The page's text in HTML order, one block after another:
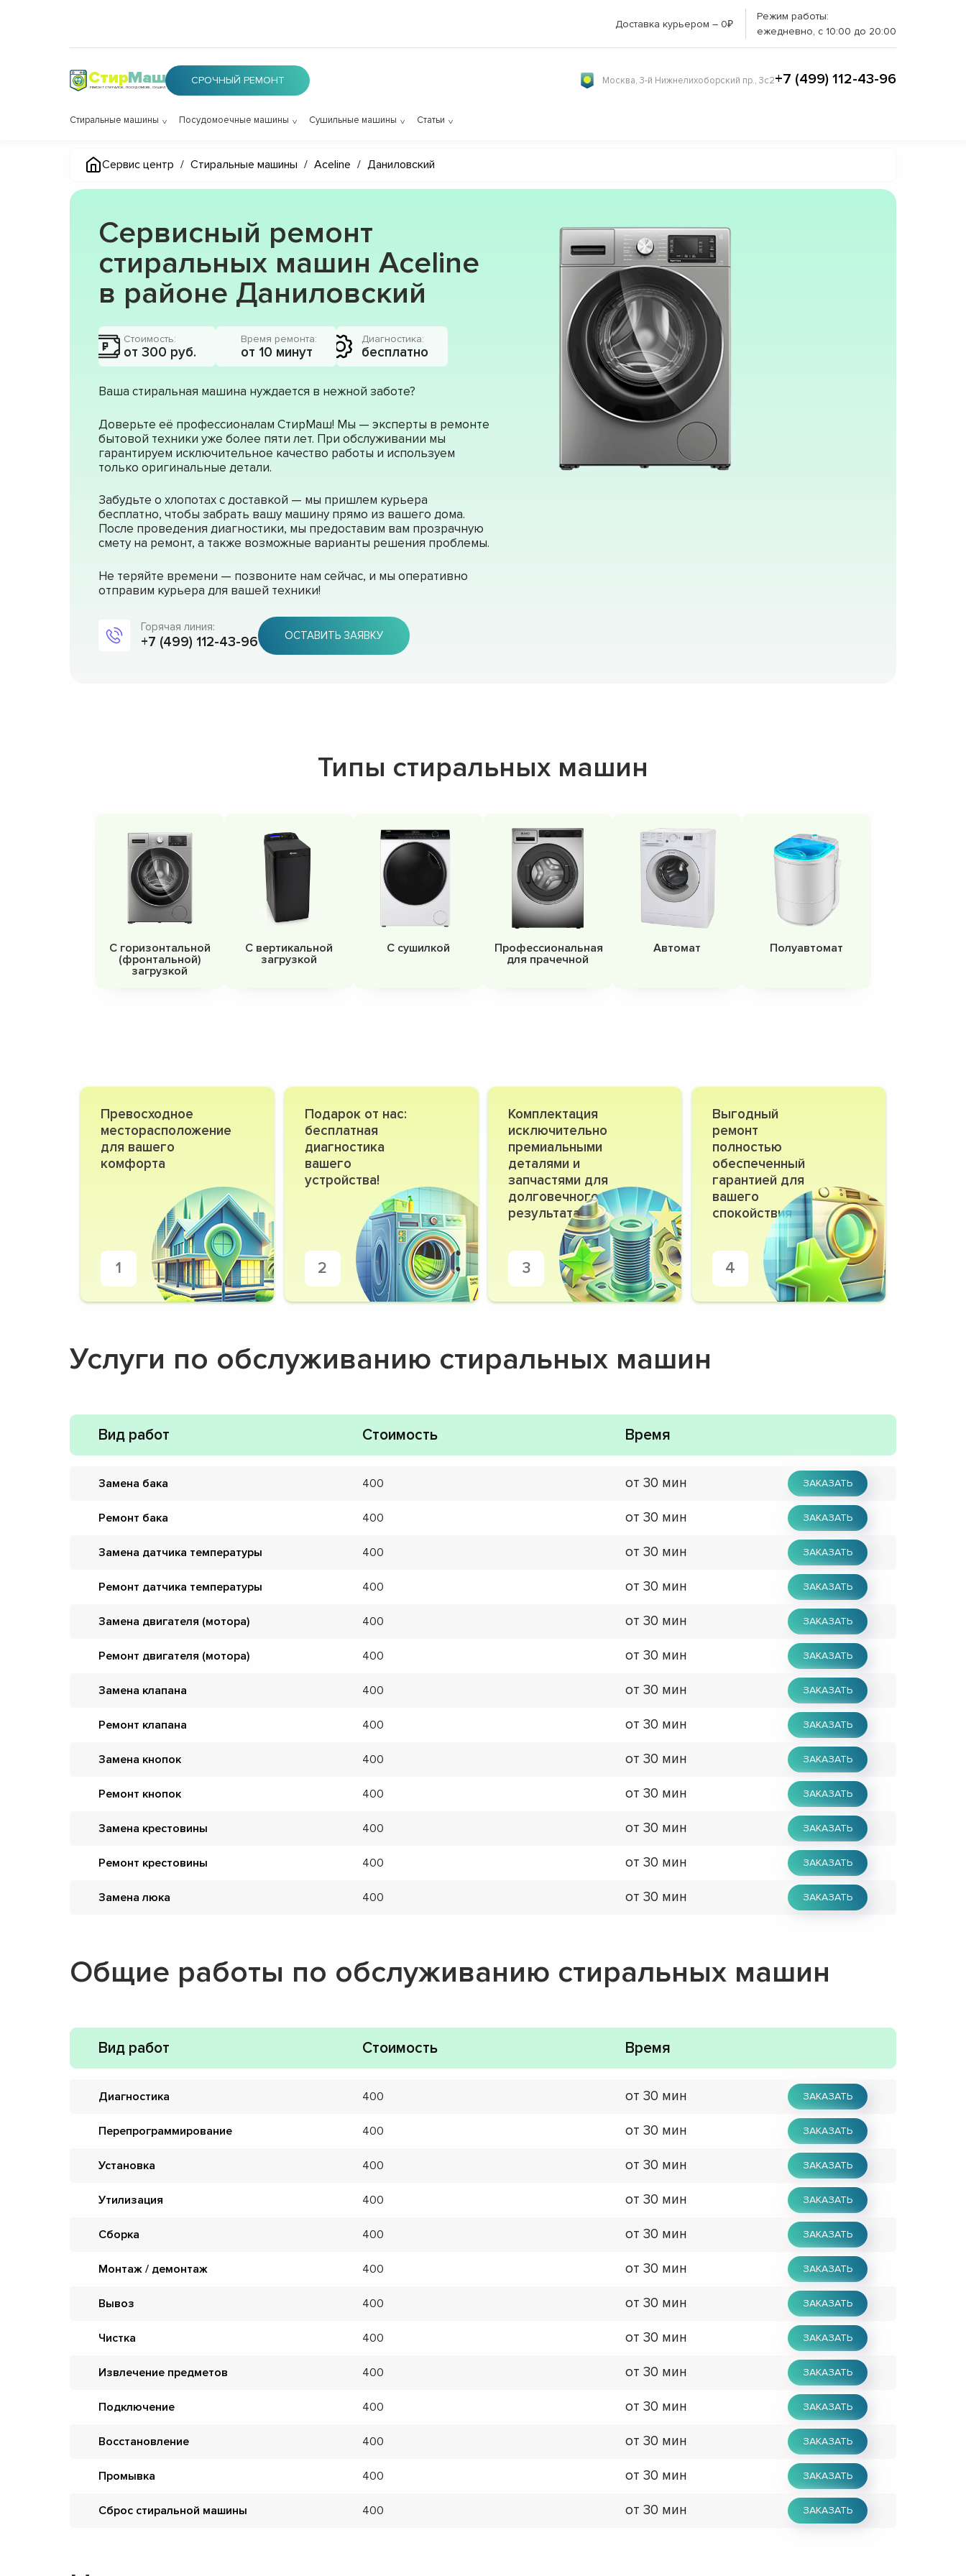
Доставка курьером – 0₽
Режим работы:
ежедневно, с 10:00 до 20:00
СтирМаш
РЕМОНТ СТИРАЛОК, ПОСУДОМОЕК, СУШИЛОК
СРОЧНЫЙ РЕМОНТ Москва, 3-й Нижнелихоборский пр., 3с2+7 (499) 112-43-96
Стиральные машины Посудомоечные машины Сушильные машины Статьи
Сервис центр / Стиральные машины / Aceline / Даниловский
Сервисный ремонт
стиральных машин Aceline
в районе Даниловский
Стоимость:
от 300 руб.
Время ремонта:
от 10 минут
Диагностика:
бесплатно
Ваша стиральная машина нуждается в нежной заботе?
Доверьте её профессионалам СтирМаш! Мы — эксперты в ремонте
бытовой техники уже более пяти лет. При обслуживании мы
гарантируем исключительное качество работы и используем
только оригинальные детали.
Забудьте о хлопотах с доставкой — мы пришлем курьера
бесплатно, чтобы забрать вашу машину прямо из вашего дома.
После проведения диагностики, мы предоставим вам прозрачную
смету на ремонт, а также возможные варианты решения проблемы.
Не теряйте времени — позвоните нам сейчас, и мы оперативно
отправим курьера для вашей техники!
Горячая линия:
+7 (499) 112-43-96 ОСТАВИТЬ ЗАЯВКУ
Типы стиральных машин
С горизонтальной
(фронтальной)
загрузкой
С вертикальной
загрузкой
С сушилкой
Профессиональная
для прачечной
Автомат Полуавтомат
Превосходное
месторасположение
для вашего
комфорта
1
Подарок от нас:
бесплатная
диагностика
вашего
устройства!
2
Комплектация
исключительно
премиальными
деталями и
запчастями для
долговечного
результата
3
Выгодный
ремонт
полностью
обеспеченный
гарантией для
вашего
спокойствия
4
Услуги по обслуживанию стиральных машин
Вид работ Стоимость Время
Замена бака 400 от 30 мин ЗАКАЗАТЬ
Ремонт бака 400 от 30 мин ЗАКАЗАТЬ
Замена датчика температуры 400 от 30 мин ЗАКАЗАТЬ
Ремонт датчика температуры 400 от 30 мин ЗАКАЗАТЬ
Замена двигателя (мотора) 400 от 30 мин ЗАКАЗАТЬ
Ремонт двигателя (мотора) 400 от 30 мин ЗАКАЗАТЬ
Замена клапана 400 от 30 мин ЗАКАЗАТЬ
Ремонт клапана 400 от 30 мин ЗАКАЗАТЬ
Замена кнопок 400 от 30 мин ЗАКАЗАТЬ
Ремонт кнопок 400 от 30 мин ЗАКАЗАТЬ
Замена крестовины 400 от 30 мин ЗАКАЗАТЬ
Ремонт крестовины 400 от 30 мин ЗАКАЗАТЬ
Замена люка 400 от 30 мин ЗАКАЗАТЬ
Общие работы по обслуживанию стиральных машин
Вид работ Стоимость Время
Диагностика 400 от 30 мин ЗАКАЗАТЬ
Перепрограммирование 400 от 30 мин ЗАКАЗАТЬ
Установка 400 от 30 мин ЗАКАЗАТЬ
Утилизация 400 от 30 мин ЗАКАЗАТЬ
Сборка 400 от 30 мин ЗАКАЗАТЬ
Монтаж / демонтаж 400 от 30 мин ЗАКАЗАТЬ
Вывоз 400 от 30 мин ЗАКАЗАТЬ
Чистка 400 от 30 мин ЗАКАЗАТЬ
Извлечение предметов 400 от 30 мин ЗАКАЗАТЬ
Подключение 400 от 30 мин ЗАКАЗАТЬ
Восстановление 400 от 30 мин ЗАКАЗАТЬ
Промывка 400 от 30 мин ЗАКАЗАТЬ
Сброс стиральной машины 400 от 30 мин ЗАКАЗАТЬ